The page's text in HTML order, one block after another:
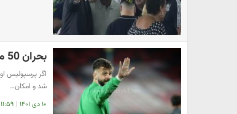
بحران 50 میلیاردی پشت در خانه پرسپولیس!
شد و امکان…
۱۰ دی ۱۴۰۱ | ۱۱:۵۹